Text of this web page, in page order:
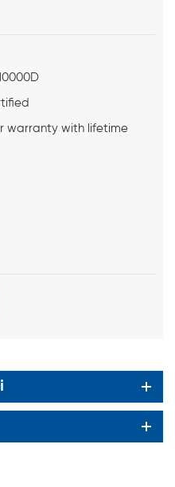
warranty with lifetime